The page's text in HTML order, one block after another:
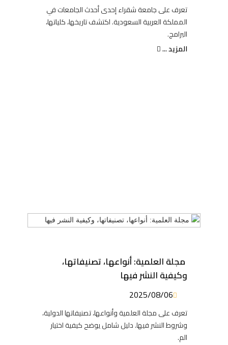
تعرف على جامعة شقراء إحدى أحدث الجامعات في
المملكة العربية السعودية. اكتشف تاريخها، كلياتها،
البرامج.
المزيد ...
مجلة العلمية: أنواعها، تصنيفاتها،
وكيفية النشر فيها
2025/08/06
تعرف على مجلة العلمية وأنواعها، تصنيفاتها الدولية،
وشروط النشر فيها. دليل شامل يوضح كيفية اختيار
الم.